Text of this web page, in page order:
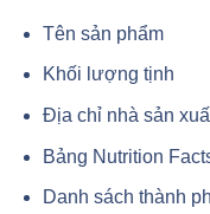
Tên sản phẩm
Khối lượng tịnh
Địa chỉ nhà sản
Bảng Nutrition
Danh sách thành